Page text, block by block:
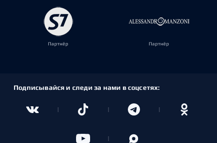
Партнёр Партнёр
Подписывайся и следи за нами в соцсетях: